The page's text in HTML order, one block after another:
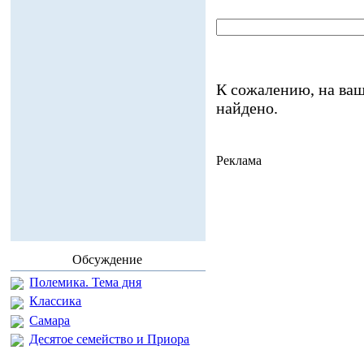
Обсуждение
Полемика. Тема дня
Классика
Самара
Десятое семейство и Приора
К сожалению, на
найдено.
Реклама